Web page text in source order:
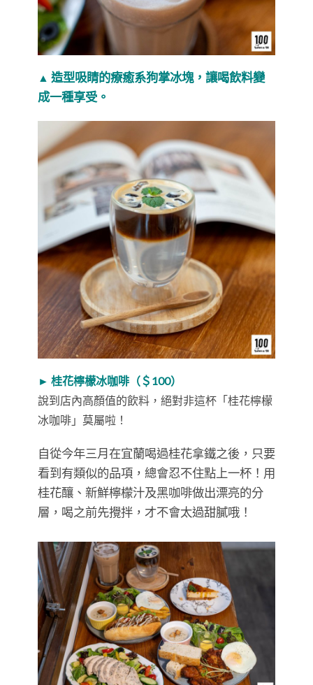
▲ 造型吸睛的療癒系狗掌冰塊，讓喝飲料變
成一種享受。
► 桂花檸檬冰咖啡（＄100）
說到店內高顏值的飲料，絕對非這杯「桂花檸檬
冰咖啡」莫屬啦！
自從今年三月在宜蘭喝過桂花拿鐵之後，只要
看到有類似的品項，總會忍不住點上一杯！用
桂花釀、新鮮檸檬汁及黑咖啡做出漂亮的分
層，喝之前先攪拌，才不會太過甜膩哦！